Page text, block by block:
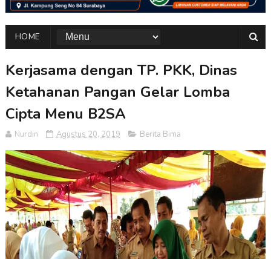
HOME
Kerjasama dengan TP. PKK, Dinas
Ketahanan Pangan Gelar Lomba
Cipta Menu B2SA
Nurdin Agustus 20, 2019 Berita Bima